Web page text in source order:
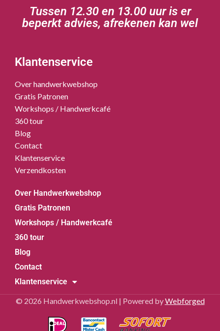
Tussen 12.30 en 13.00 uur is er
beperkt advies, afrekenen kan wel
Klantenservice
Over handwerkwebshop
Gratis Patronen
Workshops / Handwerkcafé
360 tour
Blog
Contact
Klantenservice
Verzendkosten
Over Handwerkwebshop
Gratis Patronen
Workshops / Handwerkcafé
360 tour
Blog
Contact
Klantenservice
© 2026 Handwerkwebshop.nl | Powered byWebforged